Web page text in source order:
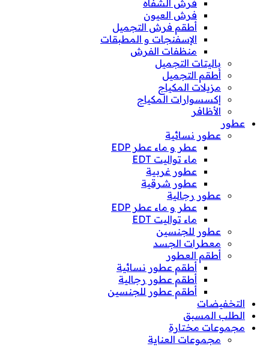
فرش الشفاه
فرش العيون
أطقم فرش التجميل
الإسفنجات و المطبقات
منظفات الفرش
باليتات التجميل
أطقم التجميل
مزيلات المكياج
إكسسوارات المكياج
الأظافر
عطور
عطور نسائية
عطر و ماء عطر EDP
ماء تواليت EDT
عطور غربية
عطور شرقية
عطور رجالية
عطر و ماء عطر EDP
ماء تواليت EDT
عطور للجنسين
معطرات الجسد
أطقم العطور
أطقم عطور نسائية
أطقم عطور رجالية
أطقم عطور للجنسين
التخفيضات
الطلب المسبق
مجموعات مختارة
مجموعات العناية